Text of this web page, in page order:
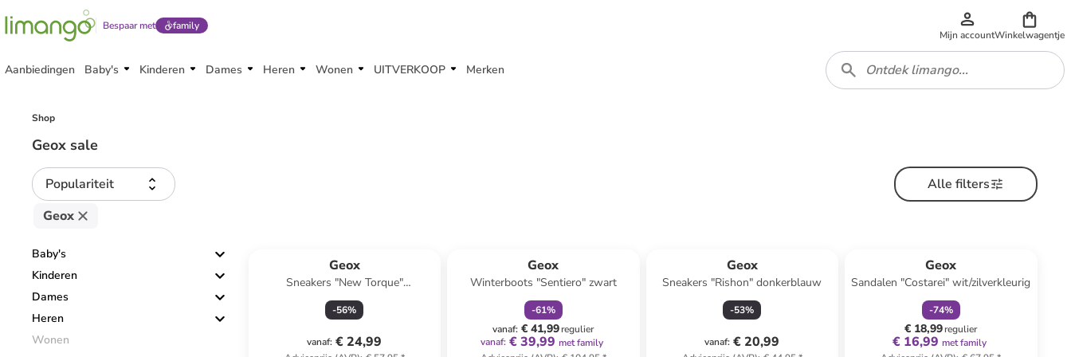
Bespaar met family
Mijn accountWinkelwagentje
Aanbiedingen Baby's Kinderen Dames Heren Wonen UITVERKOOP Merken
Shop
Geox sale
Populariteit
Alle filters
Geox
Baby's
Kinderen
Dames
Heren
Wonen
Geox
Sneakers "New Torque"
zwart/oranje
-56%
vanaf: € 24,99
Geox
Winterboots "Sentiero" zwart
-61%
vanaf: € 41,99regulier
vanaf: € 39,99 met family
Geox
Sneakers "Rishon" donkerblauw
-53%
vanaf: € 20,99
Geox
Sandalen "Costarei" wit/zilverkleurig
-74%
€ 18,99regulier
€ 16,99 met family